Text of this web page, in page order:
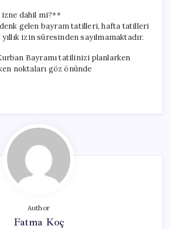
dahil mi?**
gelen bayram tatilleri, hafta tatilleri
izin süresinden sayılmamaktadır.
Bayramı tatilinizi planlarken
noktaları göz önünde
Author
Fatma Koç